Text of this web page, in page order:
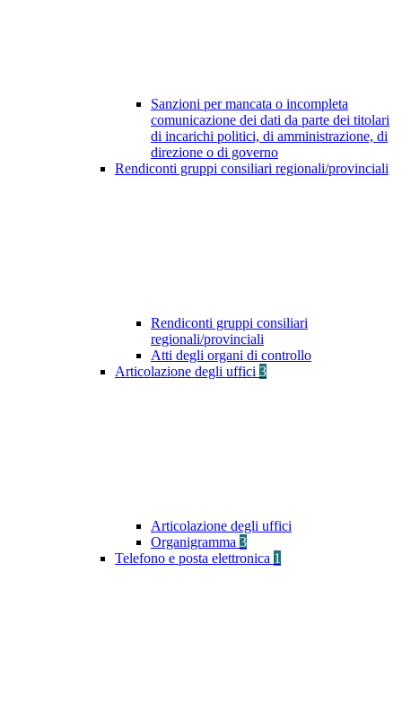
Sanzioni per mancata o incompleta
comunicazione dei dati da parte dei titolari
di incarichi politici, di amministrazione, di
direzione o di governo
Rendiconti gruppi consiliari regionali/provinciali
Rendiconti gruppi consiliari
regionali/provinciali
Atti degli organi di controllo
Articolazione degli uffici 3
Articolazione degli uffici
Organigramma 3
Telefono e posta elettronica 1